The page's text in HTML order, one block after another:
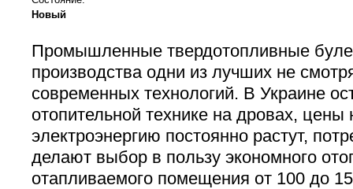
Новый
Промышленные твердотопливные
производства одни из лучших не
современных технологий. В Украине
отопительной технике на дровах, цены
электроэнергию постоянно растут,
делают выбор в пользу экономного
отапливаемого помещения от 100 до